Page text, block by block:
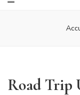
Road Trip